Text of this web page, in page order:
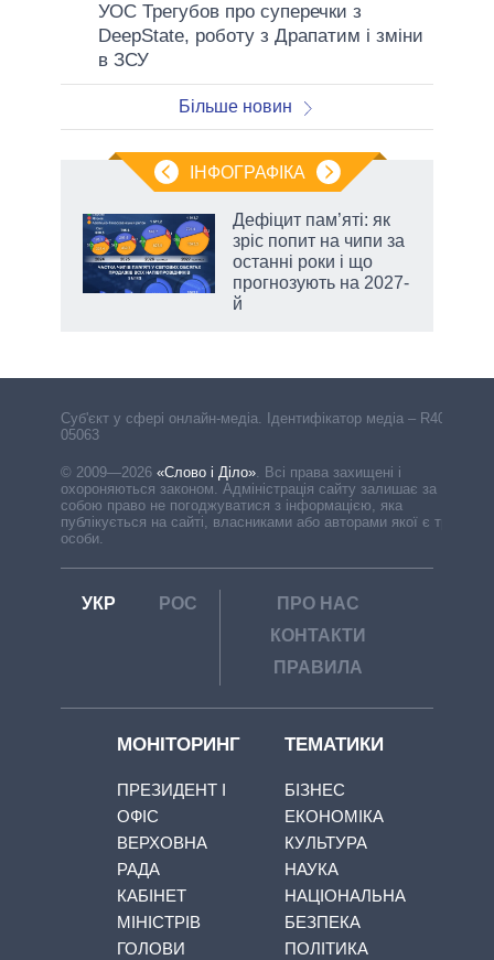
УОС Трегубов про cуперечки з
DeepState, роботу з Драпатим і зміни
в ЗСУ
Більше новин
ІНФОГРАФІКА
Дефіцит пам’яті: як
зріс попит на чипи за
останні роки і що
прогнозують на 2027-
й
Cуб'єкт у сфері онлайн-медіа. Ідентифікатор медіа – R40-
05063
© 2009—2026 «Слово і Діло». Всі права захищені і
охороняються законом. Адміністрація сайту залишає за
собою право не погоджуватися з інформацією, яка
публікується на сайті, власниками або авторами якої є треті
особи.
УКР РОС
ПРО НАС
КОНТАКТИ
ПРАВИЛА
МОНІТОРИНГ
ПРЕЗИДЕНТ І
ОФІС
ВЕРХОВНА
РАДА
КАБІНЕТ
МІНІСТРІВ
ГОЛОВИ
ТЕМАТИКИ
БІЗНЕС
ЕКОНОМІКА
КУЛЬТУРА
НАУКА
НАЦІОНАЛЬНА
БЕЗПЕКА
ПОЛІТИКА